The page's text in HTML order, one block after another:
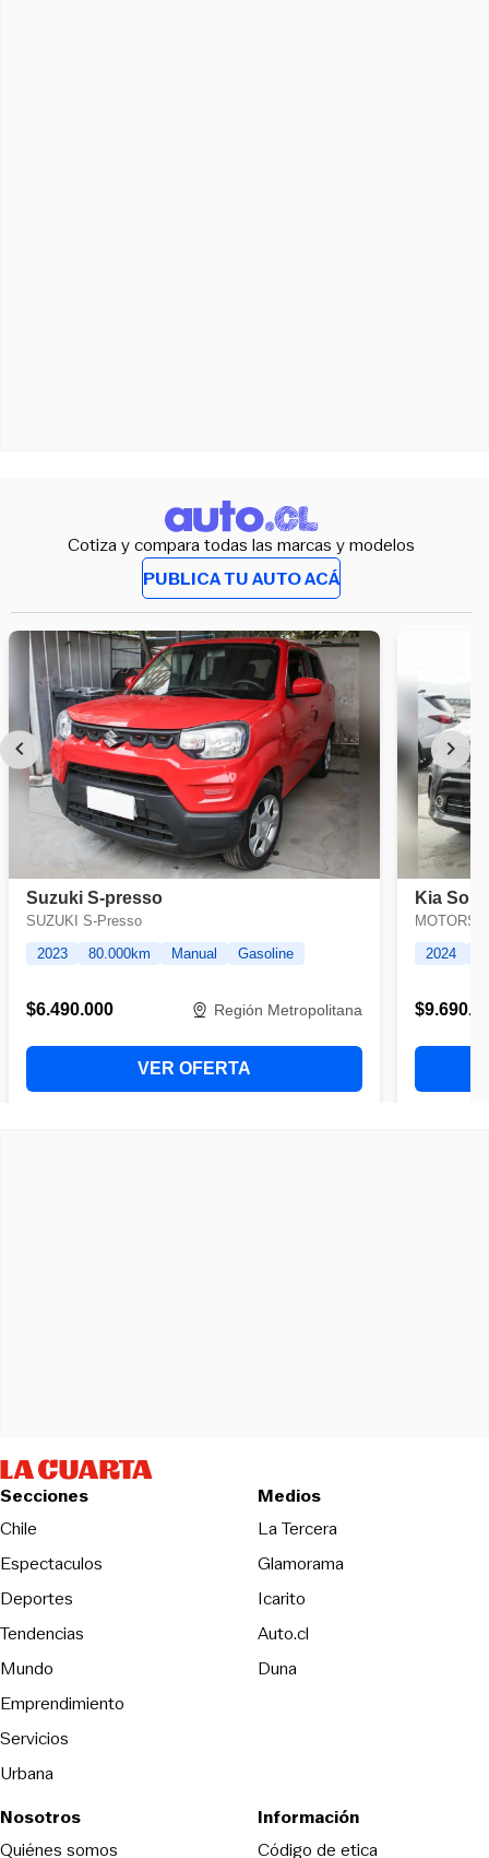
Cotiza y compara todas las marcas y modelos
PUBLICA TU AUTO ACÁ
Secciones
Chile
Espectaculos
Deportes
Tendencias
Mundo
Emprendimiento
Servicios
Urbana
Medios
La Tercera
Glamorama
Icarito
Auto.cl
Duna
Nosotros
Quiénes somos
Información
Código de etica